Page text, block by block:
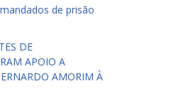
de prisão
DE
APOIO A
AMORIM À